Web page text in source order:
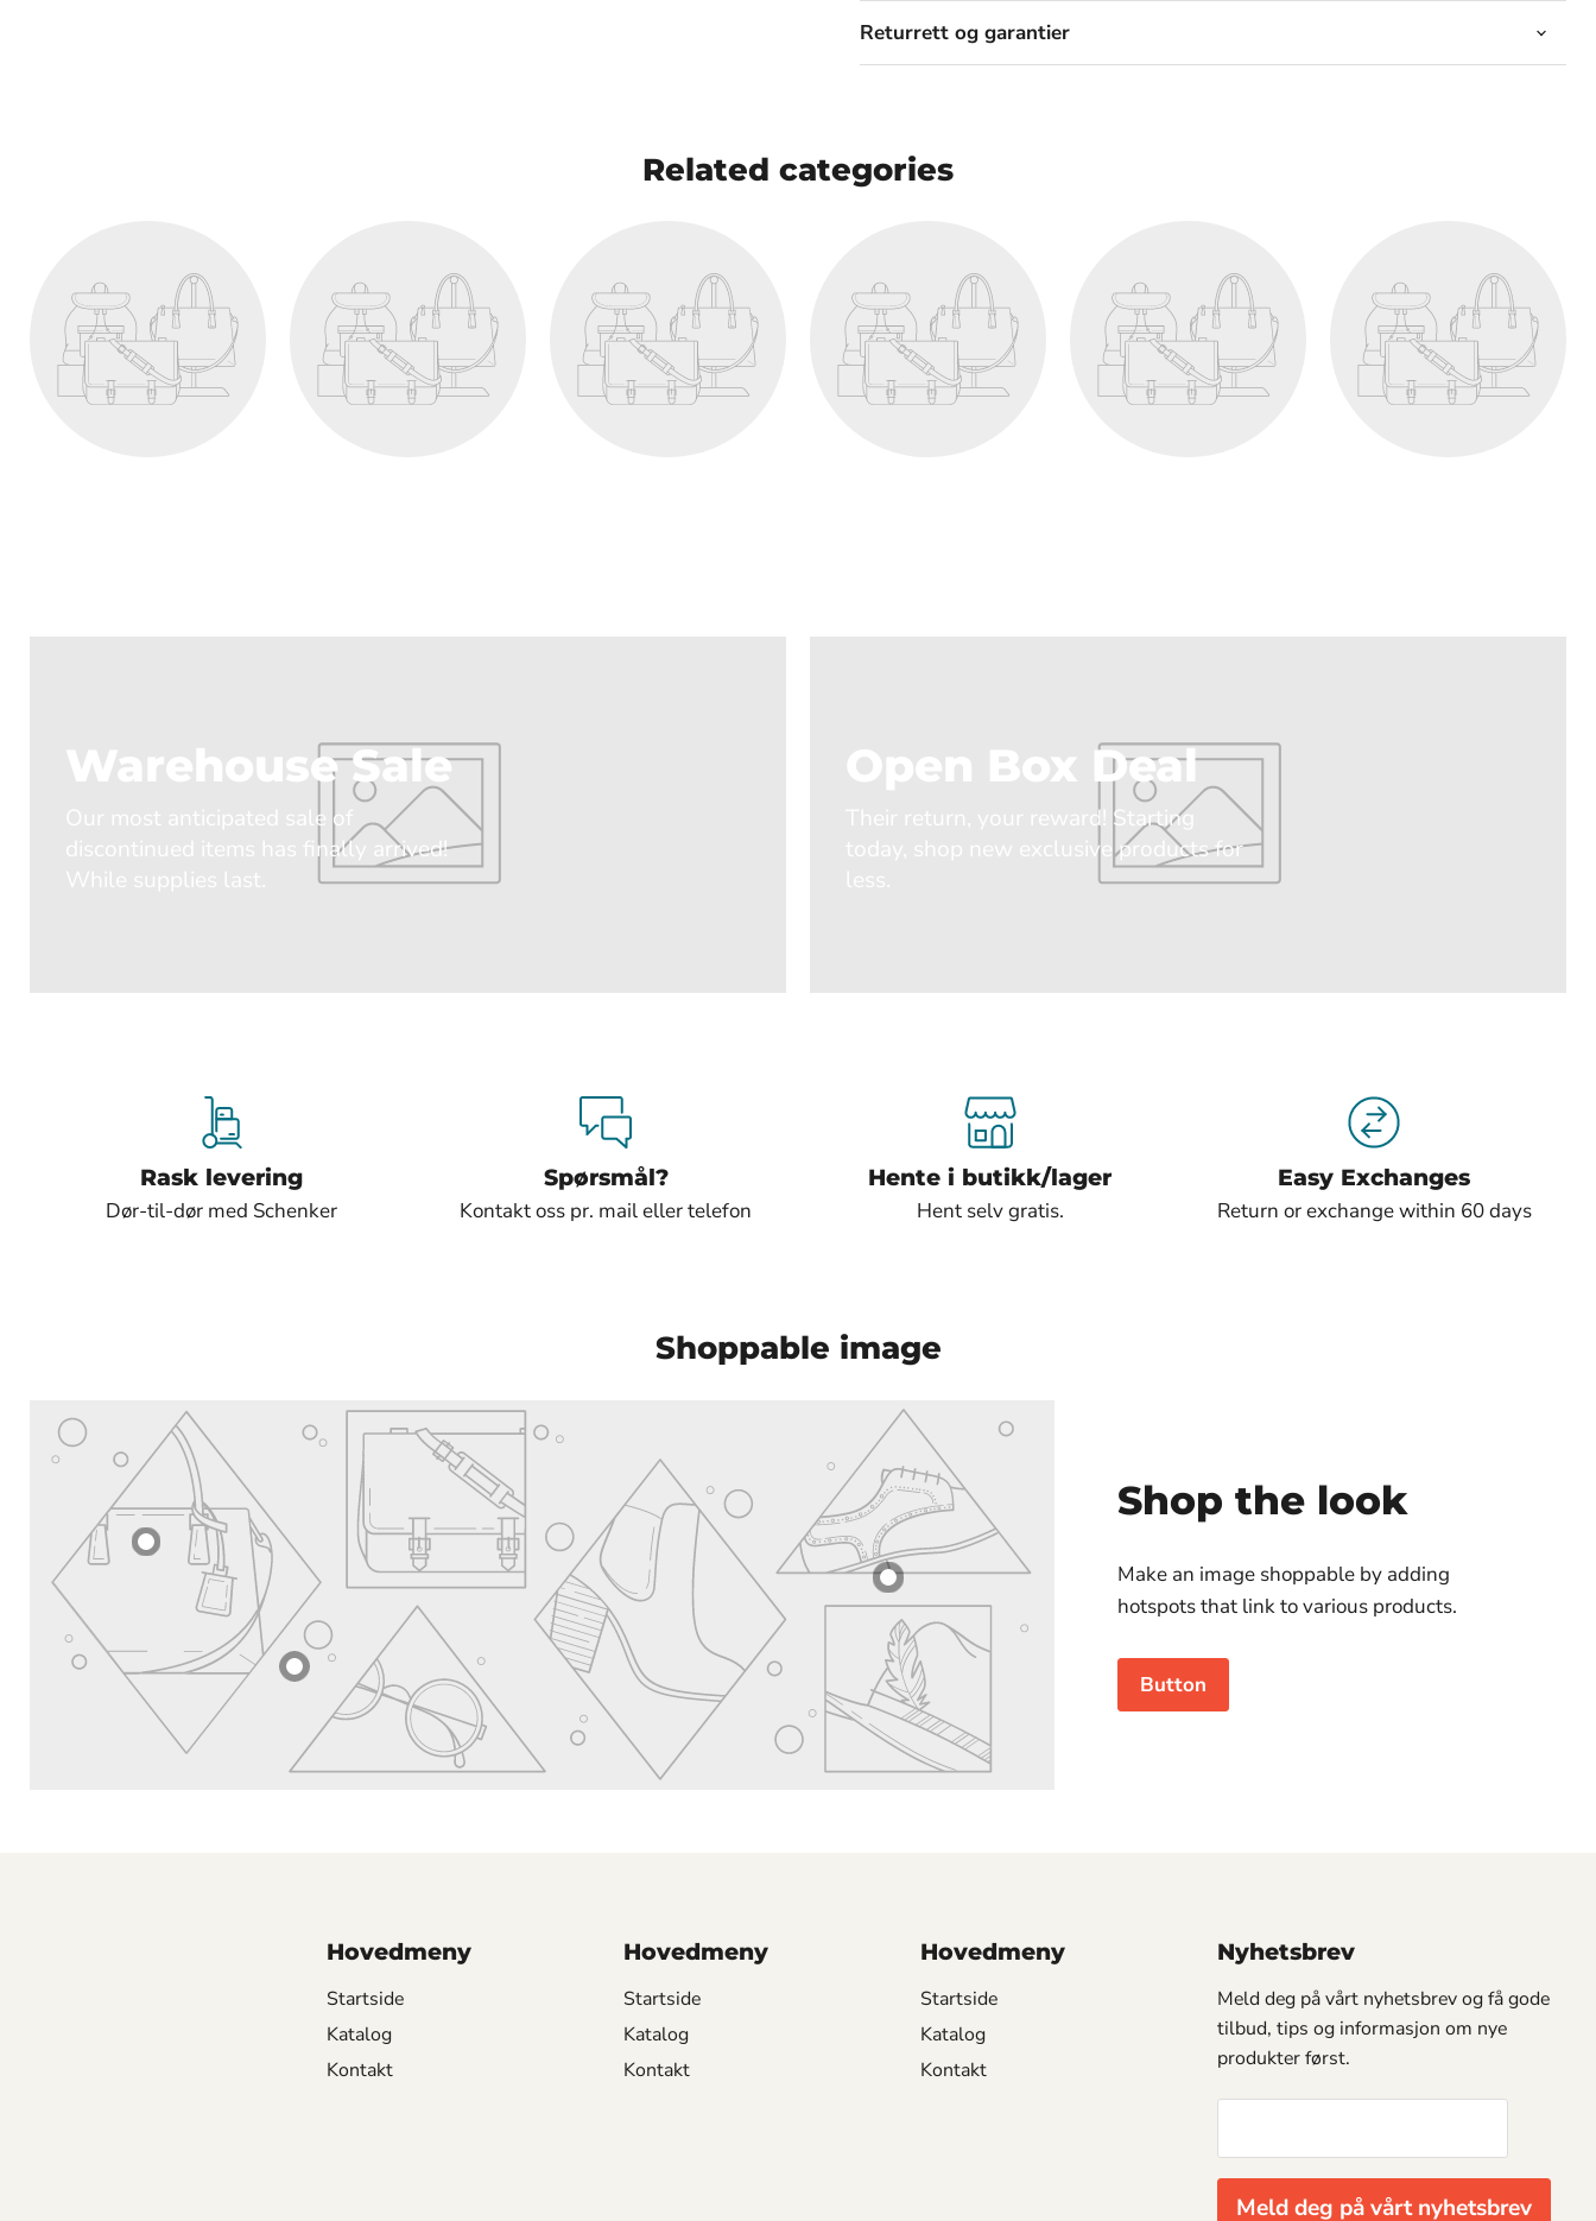
Returrett og garantier
Related categories
Warehouse Sale
Our most anticipated sale of
discontinued items has finally arrived!
Open Box Deal
Their return, your reward! Starting
today, shop new exclusive products for
Rask levering
Dør-til-dør med Schenker
Spørsmål?
Kontakt oss pr. mail eller telefon
Hente i butikk/lager
Hent selv gratis.
Easy Exchanges
Return or exchange within 60 days
Shoppable image
Produkt
Shop the look
Make an image shoppable by adding
hotspots that link to various products.
Button
Hovedmeny
Startside
Katalog
Kontakt
Hovedmeny
Startside
Katalog
Kontakt
Hovedmeny
Startside
Katalog
Kontakt
Nyhetsbrev
Meld deg på vårt nyhetsbrev og få gode
tilbud, tips og informasjon om nye
produkter først.
Meld deg på vårt nyhetsbrev